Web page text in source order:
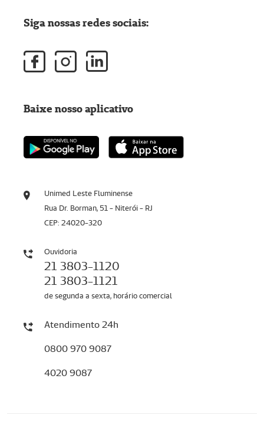
Unimed Leste Fluminense
Rua Dr. Borman, 51 - Niterói - RJ
CEP: 24020-320
Ouvidoria
21 3803-1120
21 3803-1121
de segunda a sexta, horário comercial
Atendimento 24h
0800 970 9087
4020 9087
Siga nossas redes sociais:
Baixe nosso aplicativo